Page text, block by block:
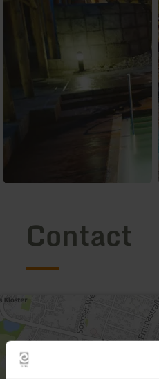
Contact